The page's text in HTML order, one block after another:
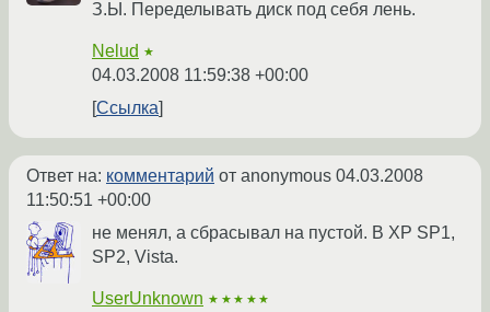
З.Ы. Переделывать диск под себя лень.
Nelud ★
04.03.2008 11:59:38 +00:00
Ссылка
Ответ на: комментарий от anonymous 04.03.2008
11:50:51 +00:00
не менял, а сбрасывал на пустой. В XP SP1,
SP2, Vista.
UserUnknown ★★★★★